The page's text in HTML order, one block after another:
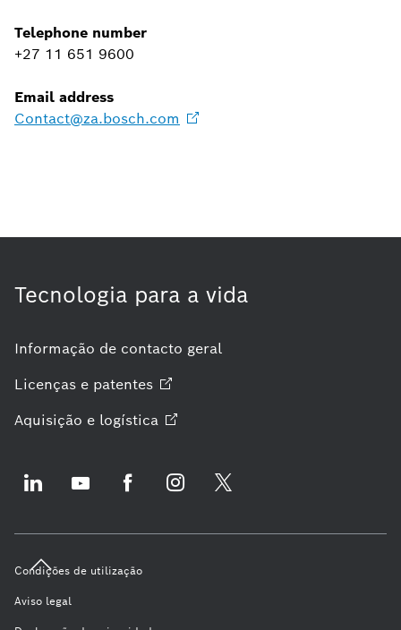
Telephone number
+27 11 651 9600
Email address
Contact@za.bosch.com
Tecnologia para a vida
Informação de contacto geral
Licenças e patentes
Aquisição e logística
Condições de utilização
Aviso legal